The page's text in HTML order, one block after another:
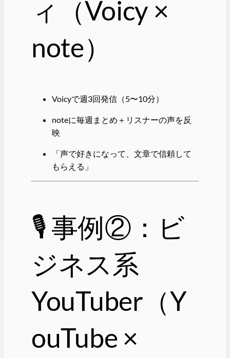
ィ（Voicy ×
note）
Voicyで週3回発信（5〜10分）
noteに毎週まとめ＋リスナーの声を反
映
「声で好きになって、文章で信頼して
もらえる」
🎙 事例②：ビ
ジネス系
YouTuber（Y
ouTube ×